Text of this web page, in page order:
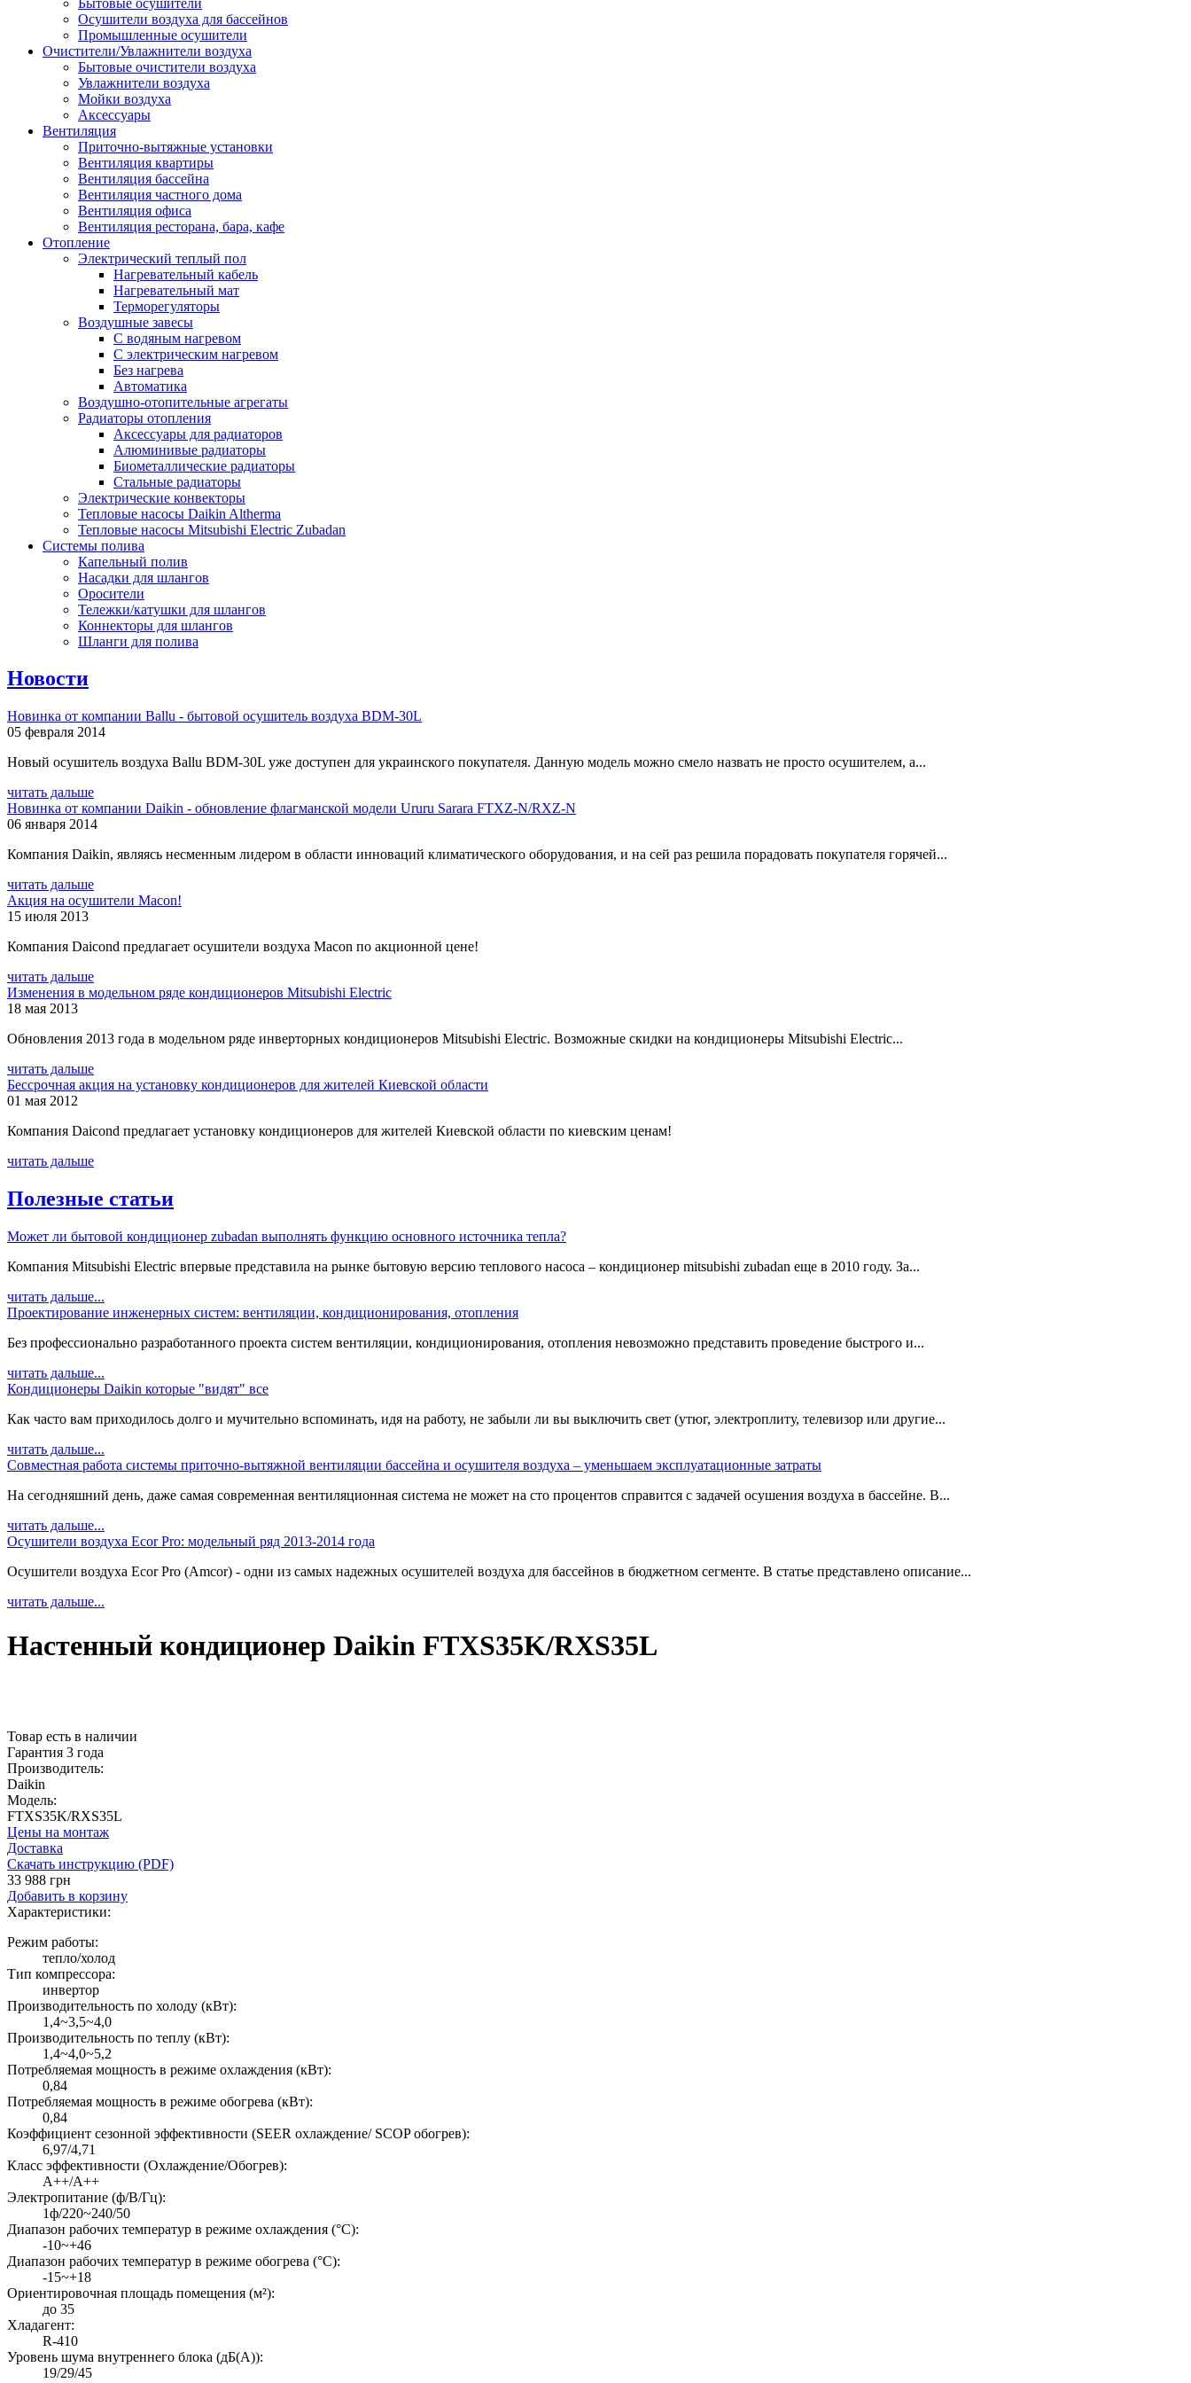
Осушители воздуха для бассейнов
Промышленные осушители
Очистители/Увлажнители воздуха
Бытовые очистители воздуха
Увлажнители воздуха
Мойки воздуха
Аксессуары
Вентиляция
Приточно-вытяжные установки
Вентиляция квартиры
Вентиляция бассейна
Вентиляция частного дома
Вентиляция офиса
Вентиляция ресторана, бара, кафе
Отопление
Электрический теплый пол
Нагревательный кабель
Нагревательный мат
Терморегуляторы
Воздушные завесы
С водяным нагревом
С электрическим нагревом
Без нагрева
Автоматика
Воздушно-отопительные агрегаты
Радиаторы отопления
Аксессуары для радиаторов
Алюминивые радиаторы
Биометаллические радиаторы
Стальные радиаторы
Электрические конвекторы
Тепловые насосы Daikin Altherma
Тепловые насосы Mitsubishi Electric Zubadan
Системы полива
Капельный полив
Насадки для шлангов
Оросители
Тележки/катушки для шлангов
Коннекторы для шлангов
Шланги для полива
Новости
Новинка от компании Ballu - бытовой осушитель воздуха BDM-30L
05 февраля 2014
Новый осушитель воздуха Ballu BDM-30L уже доступен для украинского покупателя. Данную модель можно смело назвать не просто осушителем, а...
читать дальше
Новинка от компании Daikin - обновление флагманской модели Ururu Sarara FTXZ-N/RXZ-N
06 января 2014
Компания Daikin, являясь несменным лидером в области инноваций климатического оборудования, и на сей раз решила порадовать покупателя горячей...
читать дальше
Акция на осушители Macon!
15 июля 2013
Компания Daicond предлагает осушители воздуха Macon по акционной цене!
читать дальше
Изменения в модельном ряде кондиционеров Mitsubishi Electric
18 мая 2013
Обновления 2013 года в модельном ряде инверторных кондиционеров Mitsubishi Electric. Возможные скидки на кондиционеры Mitsubishi Electric...
читать дальше
Бессрочная акция на установку кондиционеров для жителей Киевской области
01 мая 2012
Компания Daicond предлагает установку кондиционеров для жителей Киевской области по киевским ценам!
читать дальше
Полезные статьи
Может ли бытовой кондиционер zubadan выполнять функцию основного источника тепла?
Компания Mitsubishi Electric впервые представила на рынке бытовую версию теплового насоса – кондиционер mitsubishi zubadan еще в 2010 году. За...
читать дальше...
Проектирование инженерных систем: вентиляции, кондиционирования, отопления
Без профессионально разработанного проекта систем вентиляции, кондиционирования, отопления невозможно представить проведение быстрого и...
читать дальше...
Кондиционеры Daikin которые "видят" все
Как часто вам приходилось долго и мучительно вспоминать, идя на работу, не забыли ли вы выключить свет (утюг, электроплиту, телевизор или другие...
читать дальше...
Совместная работа системы приточно-вытяжной вентиляции бассейна и осушителя воздуха – уменьшаем эксплуатационные затраты
На сегодняшний день, даже самая современная вентиляционная система не может на сто процентов справится с задачей осушения воздуха в бассейне. В...
читать дальше...
Осушители воздуха Ecor Pro: модельный ряд 2013-2014 года
Осушители воздуха Ecor Pro (Amcor) - одни из самых надежных осушителей воздуха для бассейнов в бюджетном сегменте. В статье представлено описание...
читать дальше...
Настенный кондиционер Daikin FTXS35K/RXS35L
Товар есть в наличии
Гарантия 3 года
Производитель:
Daikin
Модель:
FTXS35K/RXS35L
Цены на монтаж
Доставка
Скачать инструкцию (PDF)
33 988 грн
Добавить в корзину
Характеристики:
Режим работы:
тепло/холод
Тип компрессора:
инвертор
Производительность по холоду (кВт):
1,4~3,5~4,0
Производительность по теплу (кВт):
1,4~4,0~5,2
Потребляемая мощность в режиме охлаждения (кВт):
0,84
Потребляемая мощность в режиме обогрева (кВт):
0,84
Коэффициент сезонной эффективности (SEER охлаждение/ SCOP обогрев):
6,97/4,71
Класс эффективности (Охлаждение/Обогрев):
A++/A++
Электропитание (ф/В/Гц):
1ф/220~240/50
Диапазон рабочих температур в режиме охлаждения (°C):
-10~+46
Диапазон рабочих температур в режиме обогрева (°C):
-15~+18
Ориентировочная площадь помещения (м²):
до 35
Хладагент:
R-410
Уровень шума внутреннего блока (дБ(А)):
19/29/45